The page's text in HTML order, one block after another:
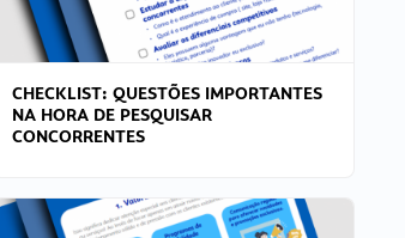
CHECKLIST: QUESTÕES IMPORTANTES
NA HORA DE PESQUISAR
CONCORRENTES